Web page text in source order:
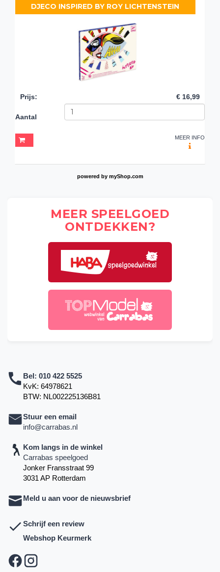
DJECO INSPIRED BY ROY LICHTENSTEIN
Prijs: € 16,99
Aantal
MEER INFO
powered by myShop.com
MEER SPEELGOED
ONTDEKKEN?
Bel: 010 422 5525
KvK: 64978621
BTW: NL002225136B81
Stuur een email
info@carrabas.nl
Kom langs in de winkel
Carrabas speelgoed
Jonker Fransstraat 99
3031 AP Rotterdam
Meld u aan voor de nieuwsbrief
Schrijf een review
Webshop Keurmerk